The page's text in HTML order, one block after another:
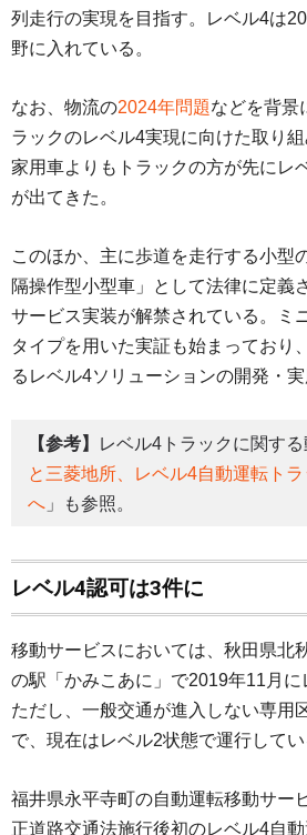
列走行の実現を目指す。レベル4は
野に入れている。
なお、物流の2024年問題などを背景
ラックのレベル4実現に向けた取り
家用車よりもトラックの方が先にレ
が出てきた。
このほか、主に歩道を走行する小型
隔操作型小型車」として法律に定義
サービス実装が解禁されている。ミ
タイプを用いた実証も始まっており、
るレベル4ソリューションの開発・実
【参考】 レベル4トラックに関する
と三菱地所、レベル4自動運転ト
へ 」も参照。
レベル4認可は3件に
移動サービスにおいては、秋田県北
の駅「かみこあに」で2019年11月に
ただし、一般交通が進入しない専用
で、現在はレベル2状態で運行してい
福井県永平寺町の自動運転移動サー
正道路交通法施行後初のレベル4自